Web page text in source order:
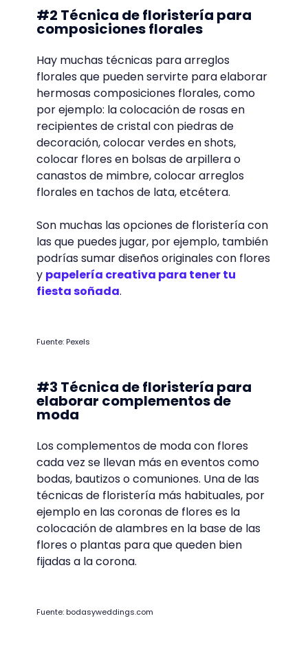
Fuente: Pexels
#2 Técnica de floristería para
composiciones florales
Hay muchas técnicas para arreglos
florales que pueden servirte para elaborar
hermosas composiciones florales, como
por ejemplo: la colocación de rosas en
recipientes de cristal con piedras de
decoración, colocar verdes en shots,
florales en tachos de lata, etcétera.
Son muchas las opciones de floristería con
las que puedes jugar, por ejemplo, también
podrías sumar diseños originales con flores
fiesta soñada.